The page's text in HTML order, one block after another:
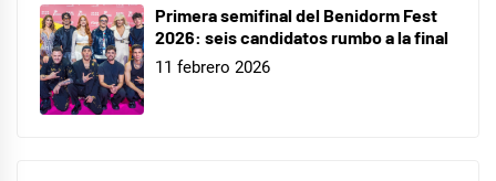
Primera semifinal del Benidorm Fest
2026: seis candidatos rumbo a la final
11 febrero 2026